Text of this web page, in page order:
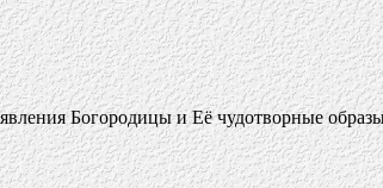
Богородицы и Её чудотворные